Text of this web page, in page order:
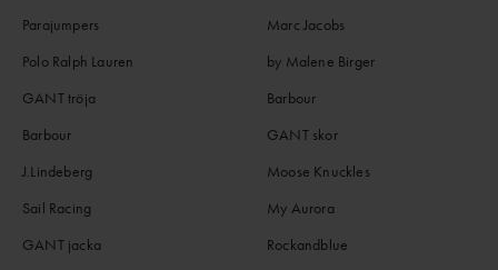
Parajumpers
Polo Ralph Lauren
GANT tröja
Barbour
J.Lindeberg
Sail Racing
GANT jacka
Marc Jacobs
by Malene Birger
Barbour
GANT skor
Moose Knuckles
My Aurora
Rockandblue